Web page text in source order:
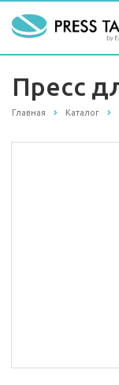
Пресс
Главная Каталог